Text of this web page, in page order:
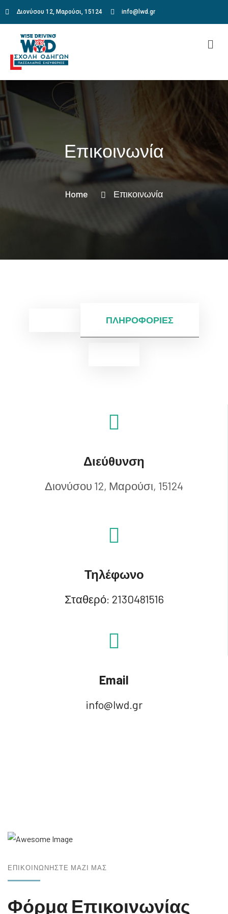
Διονύσου 12, Μαρούσι, 15124 info@lwd.gr
Επικοινωνία
Home Επικοινωνία
ΠΛΗΡΟΦΟΡΊΕΣ
Διεύθυνση
Διονύσου 12, Μαρούσι, 15124
Τηλέφωνο
Σταθερό: 2130481516
Email
info@lwd.gr
ΕΠΙΚΟΙΝΩΝΉΣΤΕ ΜΑΖΊ ΜΑΣ
Φόρμα Επικοινωνίας